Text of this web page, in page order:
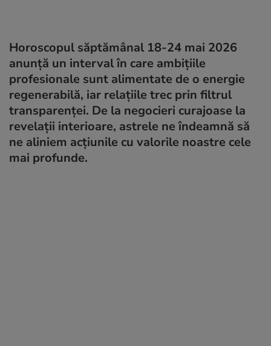
Horoscopul săptămânal 18-24 mai 2026
anunță un interval în care ambițiile
profesionale sunt alimentate de o energie
regenerabilă, iar relațiile trec prin filtrul
transparenței. De la negocieri curajoase la
revelații interioare, astrele ne îndeamnă să
ne aliniem acțiunile cu valorile noastre cele
mai profunde.